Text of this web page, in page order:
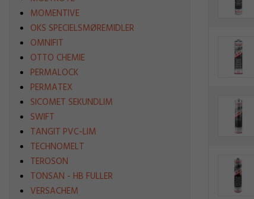
MOMENTIVE
OKS SPECIELSMØREMIDLER
OMNIFIT
OTTO CHEMIE
PERMALOCK
PERMATEX
SICOMET SEKUNDLIM
SWIFT
TANGIT PVC-LIM
TECHNOMELT
TEROSON
TONSAN - HB FULLER
VERSACHEM